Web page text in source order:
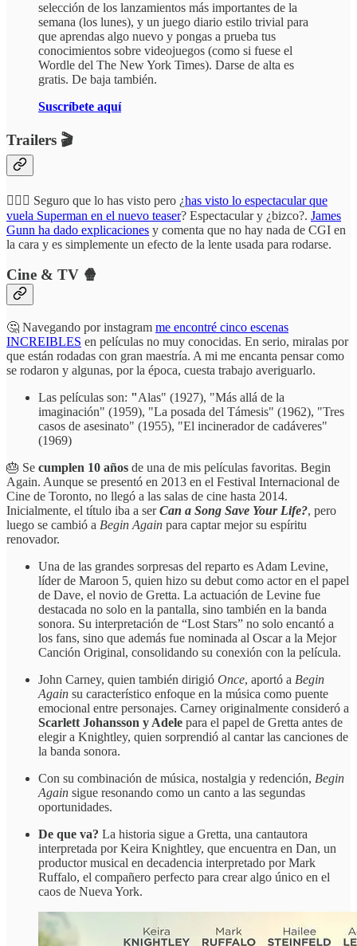
selección de los lanzamientos más importantes de la
semana (los lunes), y un juego diario estilo trivial para
que aprendas algo nuevo y pongas a prueba tus
conocimientos sobre videojuegos (como si fuese el
Wordle del The New York Times). Darse de alta es
gratis. De baja también.
Suscríbete aquí
Trailers 🎬
🦸🏻‍♂️ Seguro que lo has visto pero ¿has visto lo espectacular que
vuela Superman en el nuevo teaser? Espectacular y ¿bizco?. James
Gunn ha dado explicaciones y comenta que no hay nada de CGI en
la cara y es simplemente un efecto de la lente usada para rodarse.
Cine & TV 🍿
🤔 Navegando por instagram me encontré cinco escenas
INCREIBLES en películas no muy conocidas. En serio, miralas por
que están rodadas con gran maestría. A mi me encanta pensar como
se rodaron y algunas, por la época, cuesta trabajo averiguarlo.
Las películas son: "Alas" (1927), "Más allá de la
imaginación" (1959), "La posada del Támesis" (1962), "Tres
casos de asesinato" (1955), "El incinerador de cadáveres"
(1969)
🎂 Se cumplen 10 años de una de mis películas favoritas. Begin
Again. Aunque se presentó en 2013 en el Festival Internacional de
Cine de Toronto, no llegó a las salas de cine hasta 2014.
Inicialmente, el título iba a serCan a Song Save Your Life?, pero
luego se cambió a Begin Again para captar mejor su espíritu
renovador.
Una de las grandes sorpresas del reparto es Adam Levine,
líder de Maroon 5, quien hizo su debut como actor en el papel
de Dave, el novio de Gretta. La actuación de Levine fue
destacada no solo en la pantalla, sino también en la banda
sonora. Su interpretación de “Lost Stars” no solo encantó a
los fans, sino que además fue nominada al Oscar a la Mejor
Canción Original, consolidando su conexión con la película.
John Carney, quien también dirigió Once, aportó a Begin
Again su característico enfoque en la música como puente
emocional entre personajes. Carney originalmente consideró a
Scarlett Johansson y Adele para el papel de Gretta antes de
elegir a Knightley, quien sorprendió al cantar las canciones de
la banda sonora.
Con su combinación de música, nostalgia y redención, Begin
Again sigue resonando como un canto a las segundas
oportunidades.
De que va? La historia sigue a Gretta, una cantautora
interpretada por Keira Knightley, que encuentra en Dan, un
productor musical en decadencia interpretado por Mark
Ruffalo, el compañero perfecto para crear algo único en el
caos de Nueva York.